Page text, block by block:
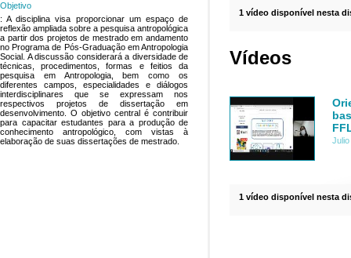
Objetivo
: A disciplina visa proporcionar um espaço de
reflexão ampliada sobre a pesquisa antropológica
a partir dos projetos de mestrado em andamento
no Programa de Pós-Graduação em Antropologia
Social. A discussão considerará a diversidade de
técnicas, procedimentos, formas e feitios da
pesquisa em Antropologia, bem como os
diferentes campos, especialidades e diálogos
interdisciplinares que se expressam nos
respectivos projetos de dissertação em
desenvolvimento. O objetivo central é contribuir
para capacitar estudantes para a produção de
conhecimento antropológico, com vistas à
elaboração de suas dissertações de mestrado.
1 vídeo disponível nesta
Vídeos
1 vídeo disponível nesta